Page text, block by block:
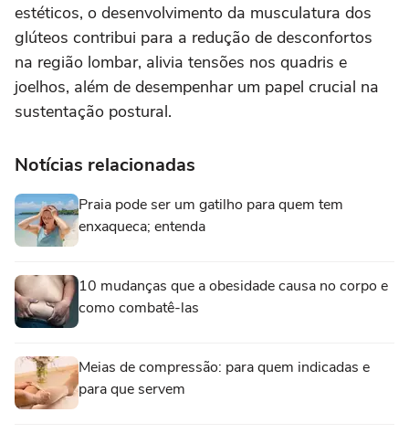
estéticos, o desenvolvimento da musculatura dos
glúteos contribui para a redução de desconfortos
na região lombar, alivia tensões nos quadris e
joelhos, além de desempenhar um papel crucial na
sustentação postural.
Notícias relacionadas
Praia pode ser um gatilho para quem tem
enxaqueca; entenda
10 mudanças que a obesidade causa no corpo e
como combatê-las
Meias de compressão: para quem indicadas e
para que servem